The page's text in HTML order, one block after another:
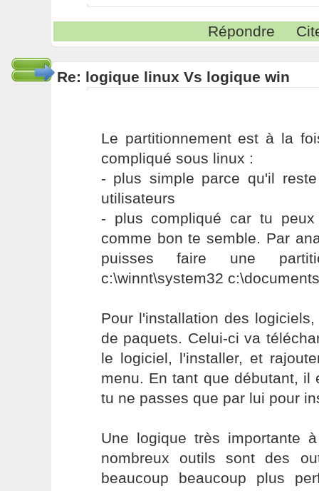
Répondre
Re: logique linux Vs logique win
Le partitionnement est à la
compliqué sous linux :
- plus simple parce qu'il
utilisateurs
- plus compliqué car tu
comme bon te semble. Par
puisses faire une
c:\winnt\system32
Pour l'installation des
de paquets. Celui-ci va
le logiciel, l'installer, et
menu. En tant que débutant, il
tu ne passes que par lui pour
Une logique très importante
nombreux outils sont des
beaucoup beaucoup plus